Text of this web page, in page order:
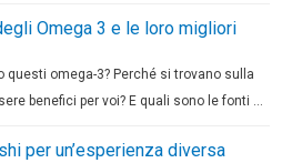
Omega 3 e le loro migliori
questi omega-3? Perché si trovano sulla
benefici per voi? E quali sono le fonti …
per un’esperienza diversa